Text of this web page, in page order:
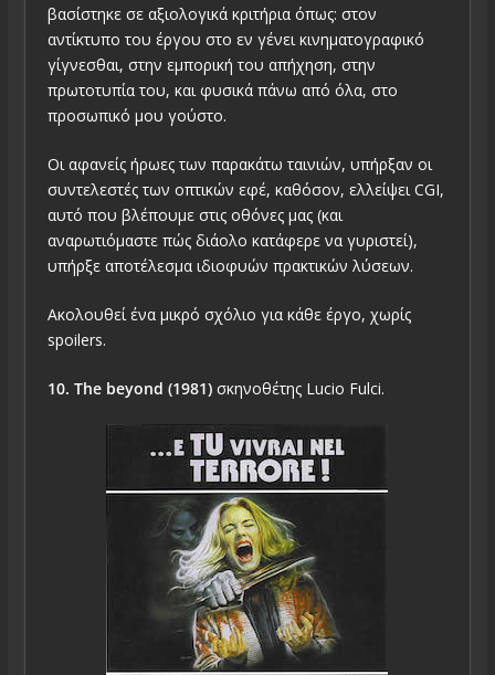
βασίστηκε σε αξιολογικά κριτήρια όπως: στον
αντίκτυπο του έργου στο εν γένει κινηματογραφικό
γίγνεσθαι, στην εμπορική του απήχηση, στην
πρωτοτυπία του, και φυσικά πάνω από όλα, στο
προσωπικό μου γούστο.
Οι αφανείς ήρωες των παρακάτω ταινιών, υπήρξαν οι
συντελεστές των οπτικών εφέ, καθόσον, ελλείψει CGI,
αυτό που βλέπουμε στις οθόνες μας (και
αναρωτιόμαστε πώς διάολο κατάφερε να γυριστεί),
υπήρξε αποτέλεσμα ιδιοφυών πρακτικών λύσεων.
Ακολουθεί ένα μικρό σχόλιο για κάθε έργο, χωρίς
spoilers.
10. The beyond (1981)σκηνοθέτης Lucio Fulci.